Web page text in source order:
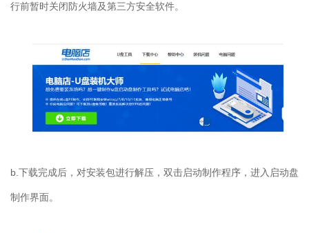
行前暂时关闭防火墙及第三方安全软件。
b.下载完成后，对安装包进行解压，双击启动制作程序，进入启动盘
制作界面。